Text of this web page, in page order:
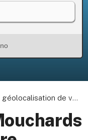
de véhicules ?